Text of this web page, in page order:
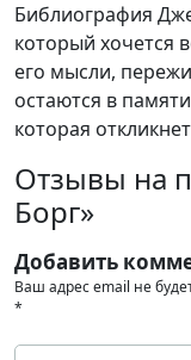
Библиография
который хочется
его мысли,
остаются в
которая
Отзывы на
Борг»
Добавить
Ваш адрес email не
*